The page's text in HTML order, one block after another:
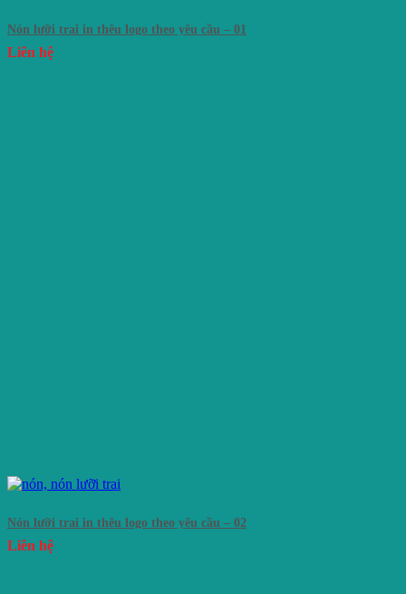
Nón lưỡi trai in thêu logo theo yêu cầu – 01
Liên hệ
Nón lưỡi trai in thêu logo theo yêu cầu – 02
Liên hệ